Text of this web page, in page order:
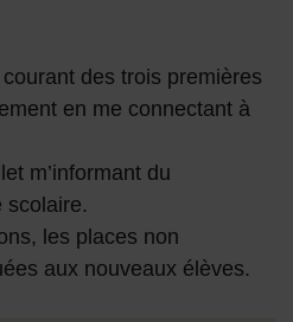
des trois premières
en me connectant à
m’informant du
scolaire.
les places non
aux nouveaux élèves.